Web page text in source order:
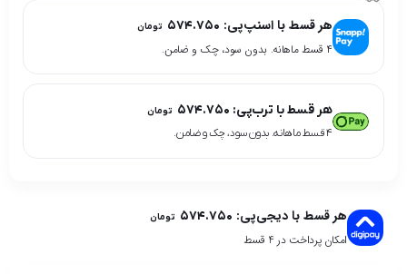
هر قسط با اسنپ‌پی: ۵۷۴.۷۵۰ تومان
۴ قسط ماهانه. بدون سود، چک و ضامن.
هر قسط با ترب‌پی: ۵۷۴.۷۵۰ تومان
۴ قسط ماهانه. بدون سود، چک و ضامن.
هر قسط با دیجی‌پی: ۵۷۴.۷۵۰ تومان
امکان پرداخت در 4 قسط